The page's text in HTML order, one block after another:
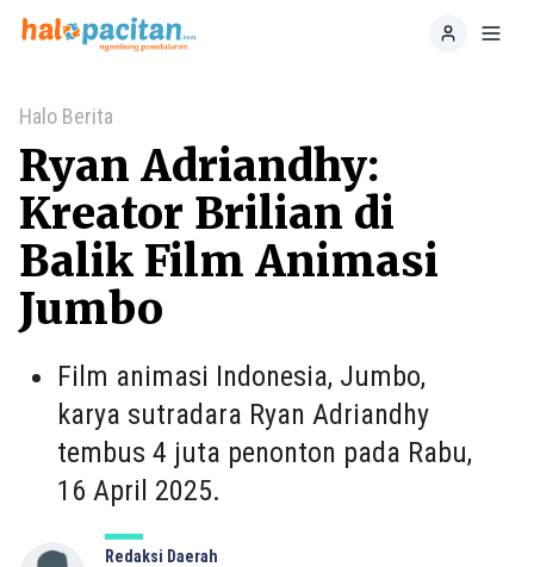
Home
Halo Berita
Ryan Adriandhy:
Kreator Brilian di
Balik Film Animasi
Jumbo
Film animasi Indonesia, Jumbo,
karya sutradara Ryan Adriandhy
tembus 4 juta penonton pada Rabu,
16 April 2025.
Redaksi Daerah